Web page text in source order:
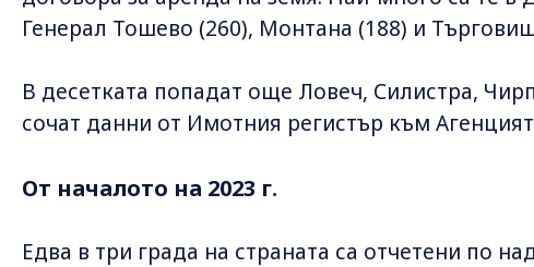
Генерал Тошево (260), Монтана (188) и
В десетката попадат още Ловеч, Силистра,
сочат данни от Имотния регистър към
От началото на 2023 г.
Едва в три града на страната са отчетени по